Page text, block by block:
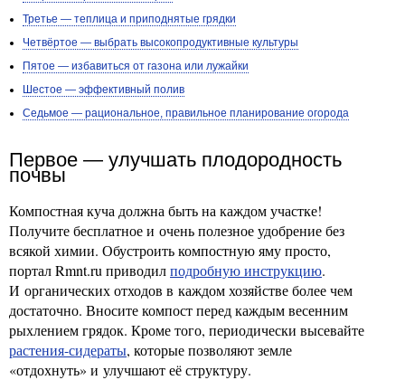
Третье — теплица и приподнятые грядки
Четвёртое — выбрать высокопродуктивные культуры
Пятое — избавиться от газона или лужайки
Шестое — эффективный полив
Седьмое — рациональное, правильное планирование огорода
Первое — улучшать плодородность
почвы
Компостная куча должна быть на каждом участке!
Получите бесплатное и очень полезное удобрение без
всякой химии. Обустроить компостную яму просто,
портал Rmnt.ru приводилподробную инструкцию.
И органических отходов в каждом хозяйстве более чем
достаточно. Вносите компост перед каждым весенним
рыхлением грядок. Кроме того, периодически высевайте
растения-сидераты, которые позволяют земле
«отдохнуть» и улучшают её структуру.